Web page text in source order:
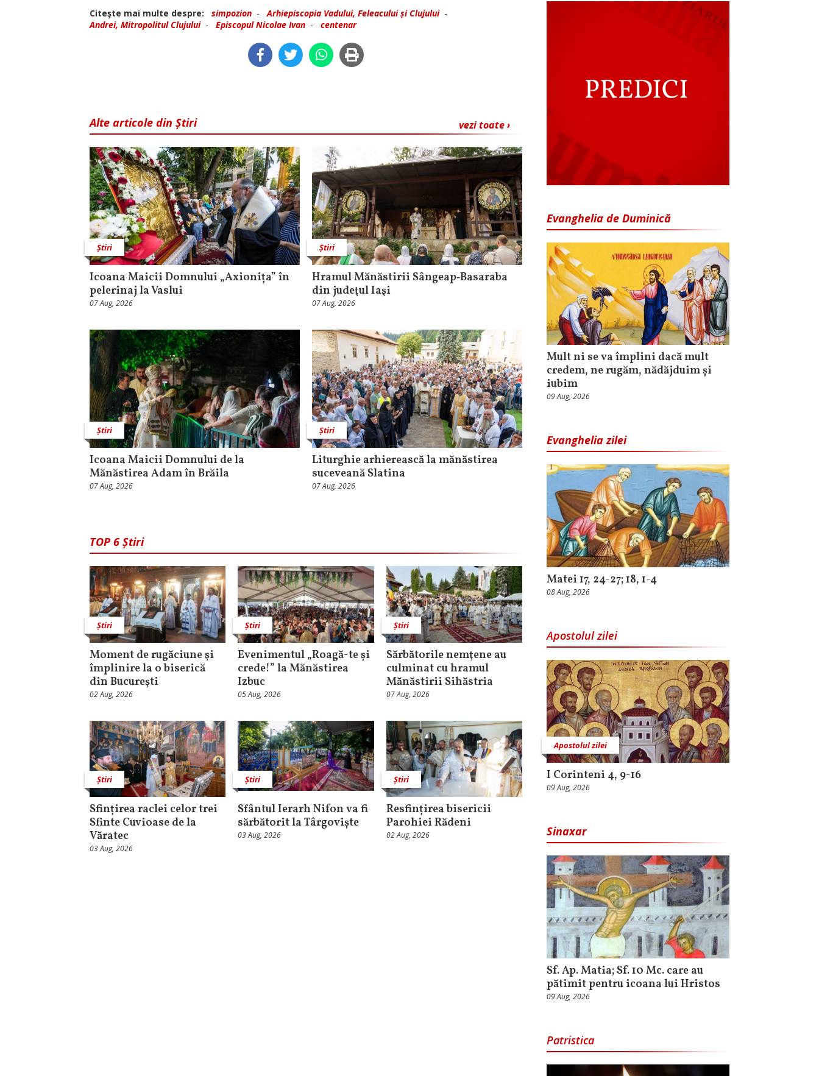
Citeşte mai multe despre: simpozion -Arhiepiscopia Vadului, Feleacului și Clujului-
Andrei, Mitropolitul Clujului- Episcopul Nicolae Ivan - centenar
vezi toate ›
Alte articole din Știri
Știri
Icoana Maicii Domnului „Axionița” în
pelerinaj la Vaslui
07 Aug, 2026
Știri
Hramul Mănăstirii Sângeap‑Basaraba
din judeţul Iaşi
07 Aug, 2026
Știri
Icoana Maicii Domnului de la
Mănăstirea Adam în Brăila
07 Aug, 2026
Știri
Liturghie arhierească la mănăstirea
suceveană Slatina
07 Aug, 2026
TOP 6 Știri
Știri
Moment de rugăciune şi
împlinire la o biserică
din Bucureşti
02 Aug, 2026
Știri
Evenimentul „Roagă-te și
crede!” la Mănăstirea
Izbuc
05 Aug, 2026
Știri
Sărbătorile nemţene au
culminat cu hramul
Mănăstirii Sihăstria
07 Aug, 2026
Știri
Sfințirea raclei celor trei
Sfinte Cuvioase de la
Văratec
03 Aug, 2026
Știri
Sfântul Ierarh Nifon va fi
sărbătorit la Târgoviște
03 Aug, 2026
Știri
Resfințirea bisericii
Parohiei Rădeni
02 Aug, 2026
Evanghelia de Duminică
Mult ni se va împlini dacă mult
credem, ne rugăm, nădăjduim și
iubim
09 Aug, 2026
Evanghelia zilei
Matei 17, 24-27; 18, 1-4
08 Aug, 2026
Apostolul zilei
Apostolul zilei
I Corinteni 4, 9-16
09 Aug, 2026
Sinaxar
Sf. Ap. Matia; Sf. 10 Mc. care au
pătimit pentru icoana lui Hristos
09 Aug, 2026
Patristica